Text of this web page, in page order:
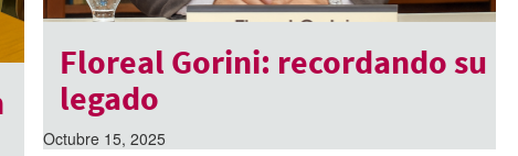
Floreal Gorini: recordando su
legado
Octubre 15, 2025